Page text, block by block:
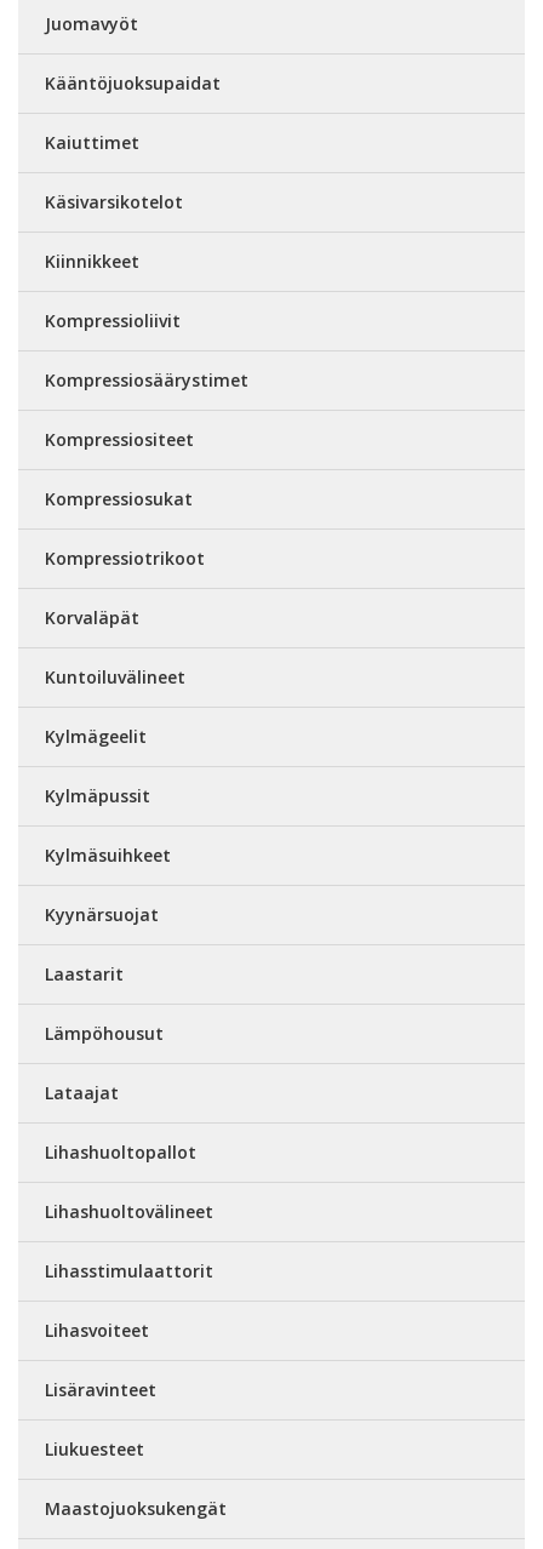
Juomavyöt
Kääntöjuoksupaidat
Kaiuttimet
Käsivarsikotelot
Kiinnikkeet
Kompressioliivit
Kompressiosäärystimet
Kompressiositeet
Kompressiosukat
Kompressiotrikoot
Korvaläpät
Kuntoiluvälineet
Kylmägeelit
Kylmäpussit
Kylmäsuihkeet
Kyynärsuojat
Laastarit
Lämpöhousut
Lataajat
Lihashuoltopallot
Lihashuoltovälineet
Lihasstimulaattorit
Lihasvoiteet
Lisäravinteet
Liukuesteet
Maastojuoksukengät